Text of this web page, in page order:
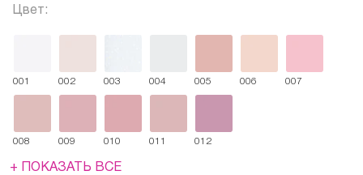
Цвет:
001 002 003 004 005 006 007
008 009 010 011 012
+ ПОКАЗАТЬ ВСЕ